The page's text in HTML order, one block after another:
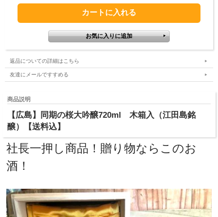
返品についての詳細はこちら
友達にメールですすめる
商品説明
【広島】同期の桜大吟醸720ml 木箱入（江田島銘
醸）【送料込】
社長一押し商品！贈り物ならこのお
酒！